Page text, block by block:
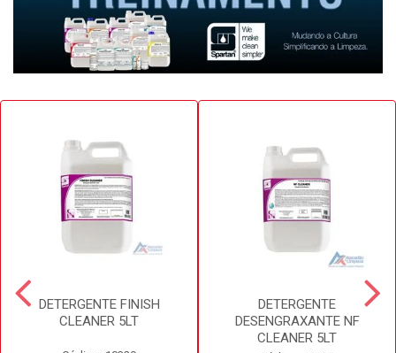
DETERGENTE FINISH
CLEANER 5LT
DETERGENTE
DESENGRAXANTE NF
CLEANER 5LT